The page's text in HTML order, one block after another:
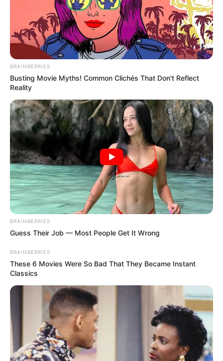
BRAINBERRIES
Busting Movie Myths! Common Clichés That Don't Reflect
Reality
BRAINBERRIES
Guess Their Job — Most People Get It Wrong
BRAINBERRIES
These 6 Movies Were So Bad That They Became Instant
Classics